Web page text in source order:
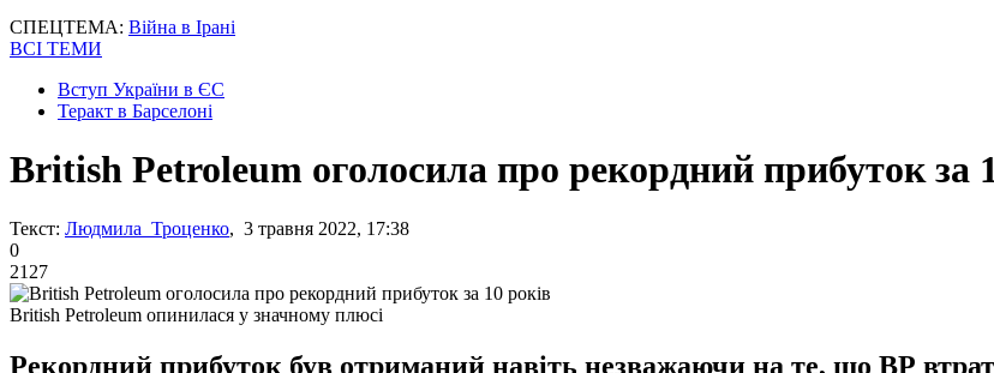
СПЕЦТЕМА: Війна в Ірані
ВСІ ТЕМИ
Вступ України в ЄС
Теракт в Барселоні
British Petroleum оголосила про рекордний прибуток за
Текст: Людмила Троценко, 3 травня 2022, 17:38
0
2127
British Petroleum опинилася у значному плюсі
Рекордний прибуток був отриманий навіть незважаючи на те, що ВР